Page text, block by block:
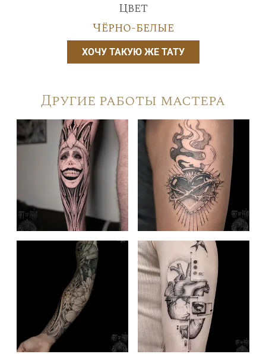
Цвет
Чёрно-белые
ХОЧУ ТАКУЮ ЖЕ ТАТУ
Другие работы мастера